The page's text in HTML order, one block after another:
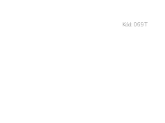
Kód: 069T